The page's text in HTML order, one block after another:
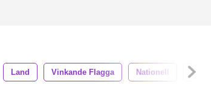
Land Vinkande Flagga Nationell